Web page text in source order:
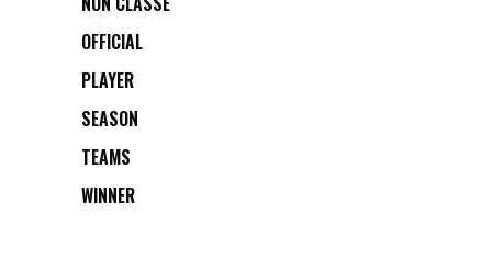
OFFICIAL
PLAYER
SEASON
TEAMS
WINNER